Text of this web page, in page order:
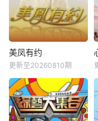
美凤有约
更新至20260810期